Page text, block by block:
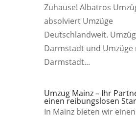
Zuhause! Albatros
absolviert Umzüge
Deutschlandweit.
Darmstadt und Umzüge
Darmstadt...
Umzug Mainz – Ihr
einen reibungslosen
In Mainz bieten wir einen